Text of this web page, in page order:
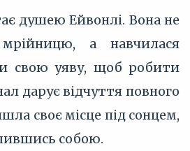
душею Ейвонлі. Вона не
а навчилася
свою уяву, щоб робити
дарує відчуття повного
своє місце під сонцем,
собою.